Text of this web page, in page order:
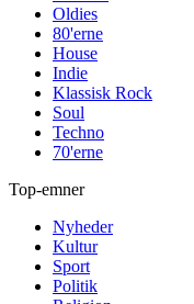
Oldies
80'erne
House
Indie
Klassisk Rock
Soul
Techno
70'erne
Top-emner
Nyheder
Kultur
Sport
Politik